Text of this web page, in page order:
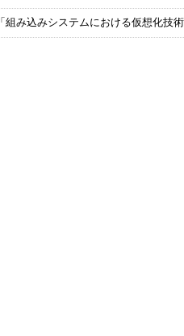
「組み込みシステムにおける仮想化技